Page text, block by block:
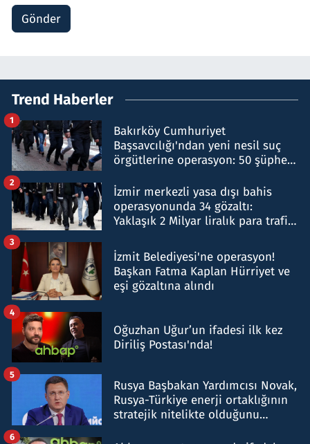
Gönder
Trend Haberler
Bakırköy Cumhuriyet
Başsavcılığı'ndan yeni nesil suç
örgütlerine operasyon: 50 şüpheli
1
İzmir merkezli yasa dışı bahis
operasyonunda 34 gözaltı:
Yaklaşık 2 Milyar liralık para trafiği
2
İzmit Belediyesi'ne operasyon!
Başkan Fatma Kaplan Hürriyet ve
eşi gözaltına alındı
3
Oğuzhan Uğur’un ifadesi ilk kez
Diriliş Postası'nda!
4
Rusya Başbakan Yardımcısı Novak,
Rusya-Türkiye enerji ortaklığının
stratejik nitelikte olduğunu
5
6